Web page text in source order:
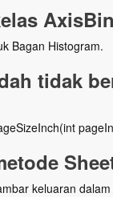
Bagan Histogram.
tidak
keluaran